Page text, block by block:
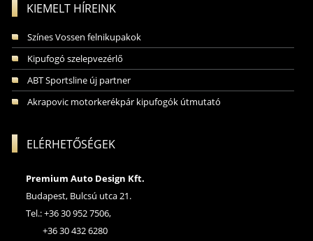
KIEMELT HÍREINK
Színes Vossen felnikupakok
Kipufogó szelepvezérlő
ABT Sportsline új partner
Akrapovic motorkerékpár kipufogók útmutató
ELÉRHETŐSÉGEK
Premium Auto Design Kft.
Budapest, Bulcsú utca 21.
Tel.: +36 30 952 7506,
+36 30 432 6280